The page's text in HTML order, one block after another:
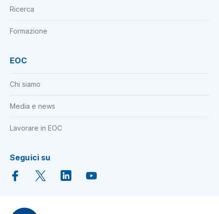
Ricerca
Formazione
EOC
Chi siamo
Media e news
Lavorare in EOC
Seguici su